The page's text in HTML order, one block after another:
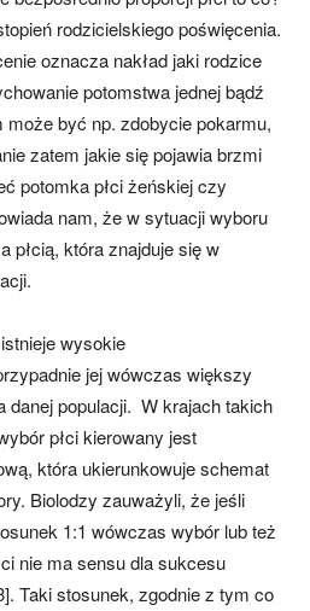
rodzicielskiego poświęcenia.
oznacza nakład jaki rodzice
potomstwa jednej bądź
może być np. zdobycie pokarmu,
zatem jakie się pojawia brzmi
potomka płci żeńskiej czy
nam, że w sytuacji wyboru
płcią, która znajduje się w
wysokie
jej wówczas większy
danej populacji. W krajach takich
płci kierowany jest
która ukierunkowuje schemat
Biolodzy zauważyli, że jeśli
1:1 wówczas wybór lub też
nie ma sensu dla sukcesu
Taki stosunek, zgodnie z tym co